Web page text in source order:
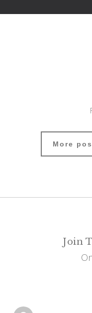
More
Join